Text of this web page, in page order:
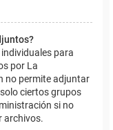
para
por La
no permite adjuntar
ciertos grupos
si no
archivos.